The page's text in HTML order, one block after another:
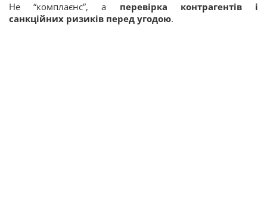
Не “комплаєнс”, а перевірка контрагентів і
санкційних ризиків перед угодою.